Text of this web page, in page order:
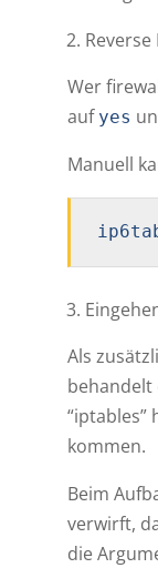
Wer
auf yes
Manuell
Als
behandelt
“iptables”
kommen.
Beim
verwirft,
die